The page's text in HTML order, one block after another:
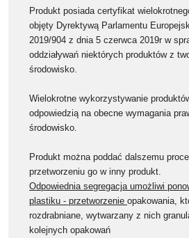
Produkt posiada certyfikat
objęty Dyrektywą Parlamentu
2019/904 z dnia 5 czerwca 2019r w
oddziaływań niektórych produktów z
środowisko.
Wielokrotne wykorzystywanie
odpowiedzią na obecne wymagania
środowisko.
Produkt można poddać dalszemu
przetworzeniu go w inny produkt.
Odpowiednia segregacja umożliwi
plastiku - przetworzenie opakowania,
rozdrabniane, wytwarzany z nich
kolejnych opakowań